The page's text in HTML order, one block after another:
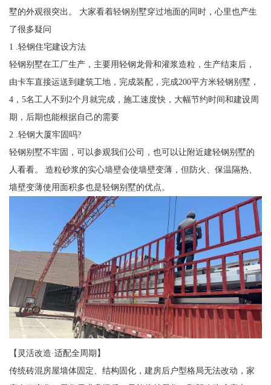
墅的外观很突出。 大家看着轻钢别墅穿过地面的同时，心里也产生
了很多疑问
1 .轻钢住宅建设方法
轻钢别墅在工厂生产，主要用轻钢龙骨和灌浆造粒，生产结束后，
由卡车直接运送到建筑工地，完成装配，完成200平方米轻钢别墅，
4，5名工人不到2个月就完成，施工速度快，大幅节约时间和建设周
期，后期也能根据自己的需要
2 .轻钢大厦牢固吗?
轻钢别墅不牢固，可以参观我们公司，也可以让附近建轻钢别墅的
人看看。 造粒砂浆的实心墙壁会使墙壁变薄，但防火、保温隔热、
墙壁变薄使用面积多也是轻钢别墅的优点。
【灵活改造·适配全周期】
传统砖混房屋墙体固定、结构固化，建房后户型格局无法改动，家